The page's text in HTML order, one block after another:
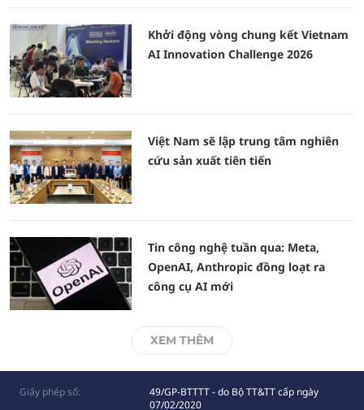
Khởi động vòng chung kết Vietnam
AI Innovation Challenge 2026
Việt Nam sẽ lập trung tâm nghiên
cứu sản xuất tiên tiến
Tin công nghệ tuần qua: Meta,
OpenAI, Anthropic đồng loạt ra
công cụ AI mới
XEM THÊM
Giấy phép số:
49/GP-BTTTT - do Bộ TT&TT cấp ngày
07/02/2020